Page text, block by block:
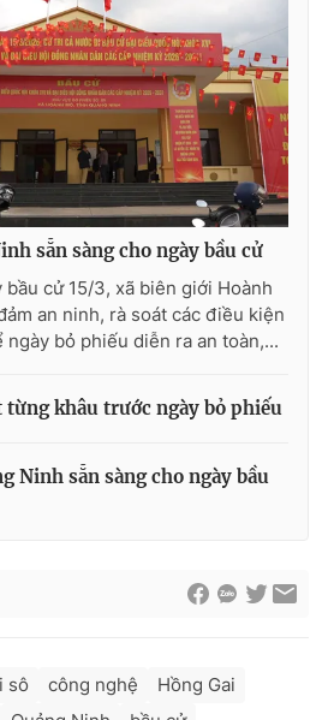
sẵn sàng cho ngày bầu cử
cử 15/3, xã biên giới Hoành
an ninh, rà soát các điều kiện
ngày bỏ phiếu diễn ra an toàn,...
từng khâu trước ngày bỏ phiếu
Ninh sẵn sàng cho ngày bầu
sô công nghệ
Hồng Gai